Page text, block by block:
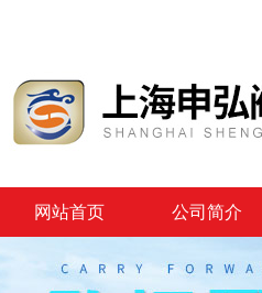
网站首页 公司简介